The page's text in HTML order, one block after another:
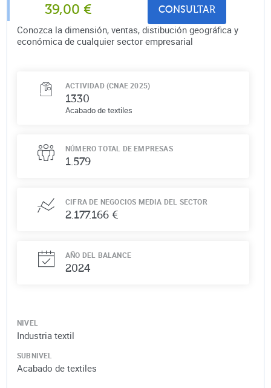
39,00 € CONSULTAR
Conozca la dimensión, ventas, distibución geográfica y
económica de cualquier sector empresarial
ACTIVIDAD (CNAE 2025)
1330
Acabado de textiles
NÚMERO TOTAL DE EMPRESAS
1.579
CIFRA DE NEGOCIOS MEDIA DEL SECTOR
2.177.166 €
AÑO DEL BALANCE
2024
NIVEL
Industria textil
SUBNIVEL
Acabado de textiles